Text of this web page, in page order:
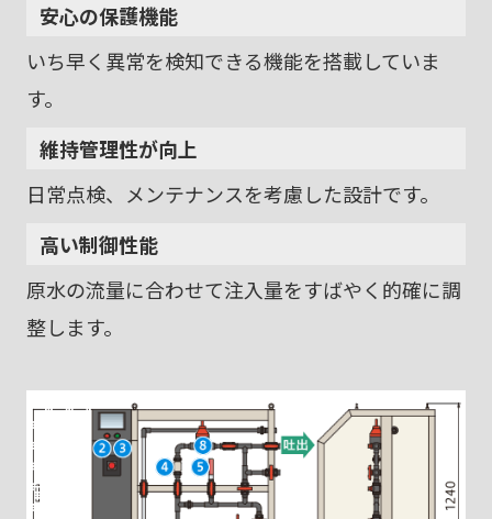
安心の保護機能
いち早く異常を検知できる機能を搭載していま
す。
維持管理性が向上
日常点検、メンテナンスを考慮した設計です。
高い制御性能
原水の流量に合わせて注入量をすばやく的確に調
整します。